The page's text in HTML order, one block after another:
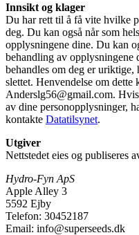
Innsikt og klager
Du har rett til å få vite hvilke
deg. Du kan også når som
opplysningene dine. Du kan
behandling av opplysningene
behandles om deg er
slettet. Henvendelse om dette
Anderslg56@gmail.com.
av dine personopplysninger,
kontakte Datatilsynet.
Utgiver
Nettstedet eies og publiseres
Hydro-Fyn ApS
Apple Alley 3
5592 Ejby
Telefon: 30452187
Email: info@superseeds.dk